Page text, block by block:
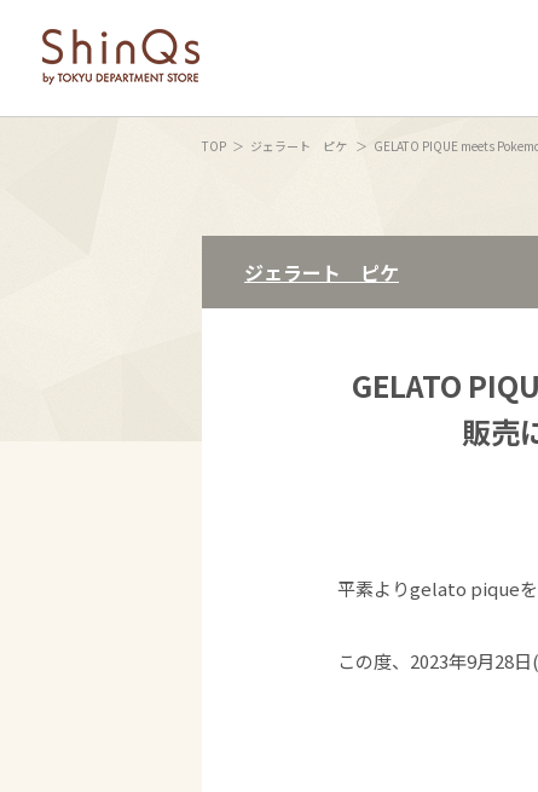
TOP ジェラート ピケ GELATO PIQUE meets
ジェラート ピケ
GELATO
販売
平素よりgelato piqueを
この度、2023年9月28